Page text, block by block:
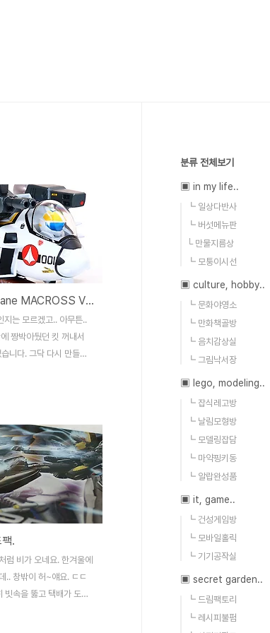
[완성] EggPlane MACROSS VF-1S Super Valkyrie - Roy Focker
지는 모르겠고.. 아무튼..
짱박아뒀던 킷 꺼내서
니다. 그닥 다시 만들고
. 어찌나 하이라이트를 날
이 그냥 허~애요. -ㅁ-;; 요
기와 달리 슈퍼팩 포함입
상당히 많은 조합 끝에
듭니다. 문제는.. 오래되
이 하나도 안난다는거~
도 그랬지만... 사진으로
네요. ;;; 그래도 어쩔 수
이길건 없어요..
.
럼 비가 오네요. 한겨울에
.. 창밖이 허~얘요. ㄷㄷ
빗속을 뚫고 택배가 도착
분류 전체보기
▣ in my life..
┗ 일상다반사
┗ 버섯메뉴판
└ 만물지름상
┗ 모퉁이시선
▣ culture, hobby..
┗ 문화야영소
┗ 만화책골방
┗ 음치감상실
┗ 그림낙서장
▣ lego, modeling..
┗ 잡식레고방
┗ 날림모형방
┗ 모델링잡담
┗ 마약핑키동
┗ 알랍완성품
▣ it, game..
┗ 건성게임방
┗ 모바일홀릭
┗ 기기공작실
▣ secret garden..
┗ 드림팩토리
┗ 레시피불펌